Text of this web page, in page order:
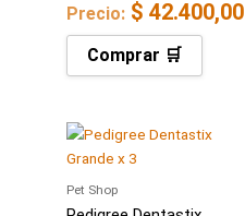
Precio: $ 42.400,00
Comprar 🛒
Pet Shop